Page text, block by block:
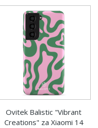
Ovitek Balistic "Vibrant
Creations" za Xiaomi 14